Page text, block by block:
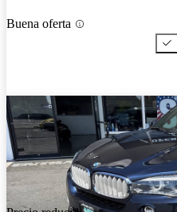
Buena oferta